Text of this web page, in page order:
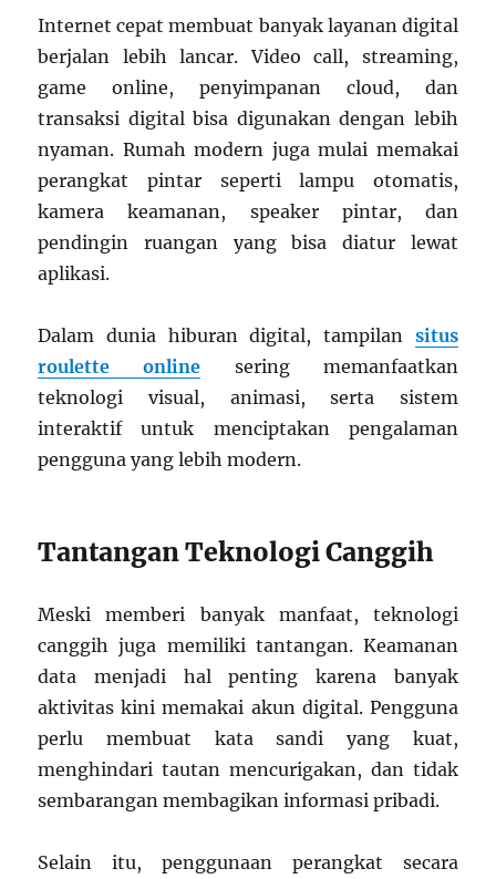
Internet cepat membuat banyak layanan digital
berjalan lebih lancar. Video call, streaming,
game online, penyimpanan cloud, dan
transaksi digital bisa digunakan dengan lebih
nyaman. Rumah modern juga mulai memakai
perangkat pintar seperti lampu otomatis,
kamera keamanan, speaker pintar, dan
pendingin ruangan yang bisa diatur lewat
aplikasi.
Dalam dunia hiburan digital, tampilan situs
roulette online sering memanfaatkan
teknologi visual, animasi, serta sistem
interaktif untuk menciptakan pengalaman
pengguna yang lebih modern.
Tantangan Teknologi Canggih
Meski memberi banyak manfaat, teknologi
canggih juga memiliki tantangan. Keamanan
data menjadi hal penting karena banyak
aktivitas kini memakai akun digital. Pengguna
perlu membuat kata sandi yang kuat,
menghindari tautan mencurigakan, dan tidak
sembarangan membagikan informasi pribadi.
Selain itu, penggunaan perangkat secara